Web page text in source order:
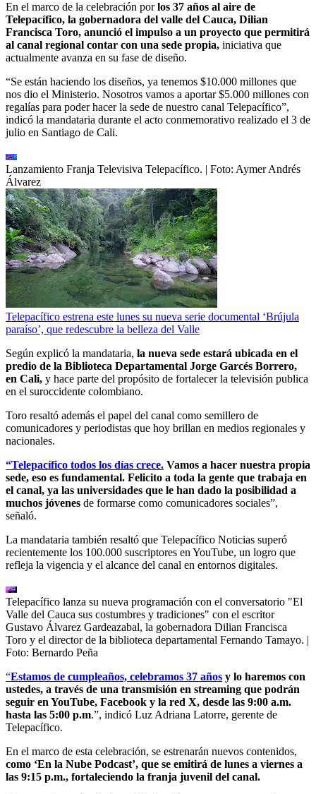
En el marco de la celebración porlos 37 años al aire de
Telepacífico, la gobernadora del valle del Cauca, Dilian
Francisca Toro, anunció el impulso a un proyecto que permitirá
al canal regional contar con una sede propia, iniciativa que
actualmente avanza en su fase de diseño.
“Se están haciendo los diseños, ya tenemos $10.000 millones que
nos dio el Ministerio. Nosotros vamos a aportar $5.000 millones con
regalías para poder hacer la sede de nuestro canal Telepacífico”,
indicó la mandataria durante el acto conmemorativo realizado el 3 de
julio en Santiago de Cali.
Lanzamiento Franja Televisiva Telepacífico. | Foto: Aymer Andrés
Álvarez
Telepacífico estrena este lunes su nueva serie documental ‘Brújula
paraíso’, que redescubre la belleza del Valle
Según explicó la mandataria, la nueva sede estará ubicada en el
predio de la Biblioteca Departamental Jorge Garcés Borrero,
en Cali, y hace parte del propósito de fortalecer la televisión publica
en el suroccidente colombiano.
Toro resaltó además el papel del canal como semillero de
comunicadores y periodistas que hoy brillan en medios regionales y
nacionales.
“Telepacífico todos los días crece. Vamos a hacer nuestra propia
sede, eso es fundamental. Felicito a toda la gente que trabaja en
el canal, ya las universidades que le han dado la posibilidad a
muchos jóvenes de formarse como comunicadores sociales”,
señaló.
La mandataria también resaltó que Telepacífico Noticias superó
recientemente los 100.000 suscriptores en YouTube, un logro que
refleja la vigencia y el alcance del canal en entornos digitales.
Telepacífico lanza su nueva programación con el conversatorio "El
Valle del Cauca sus costumbres y tradiciones" con el escritor
Gustavo Álvarez Gardeazabal, la gobernadora Dilian Francisca
Toro y el director de la biblioteca departamental Fernando Tamayo. |
Foto: Bernardo Peña
“Estamos de cumpleaños, celebramos 37 años y lo haremos con
ustedes, a través de una transmisión en streaming que podrán
seguir en YouTube, Facebook y la red X, desde las 9:00 a.m.
hasta las 5:00 p.m.”, indicó Luz Adriana Latorre, gerente de
Telepacífico.
En el marco de esta celebración, se estrenarán nuevos contenidos,
como ‘En la Nube Podcast’, que se emitirá de lunes a viernes a
las 9:15 p.m., fortaleciendo la franja juvenil del canal.